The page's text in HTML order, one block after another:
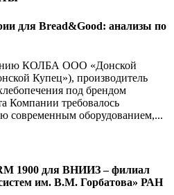
для Bread&Good: анализы по
КОЛБА ООО «Донской
Купец»), производитель
под брендом
Компании требовалось
современным оборудованием,...
1900 для ВНИИЗ – филиал
им. В.М. Горбатова» РАН